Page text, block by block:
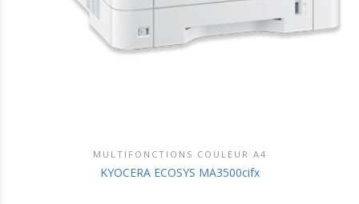
DÉCOUVRIR CE PRODUIT
MULTIFONCTIONS COULEUR A4
KYOCERA ECOSYS MA3500cifx